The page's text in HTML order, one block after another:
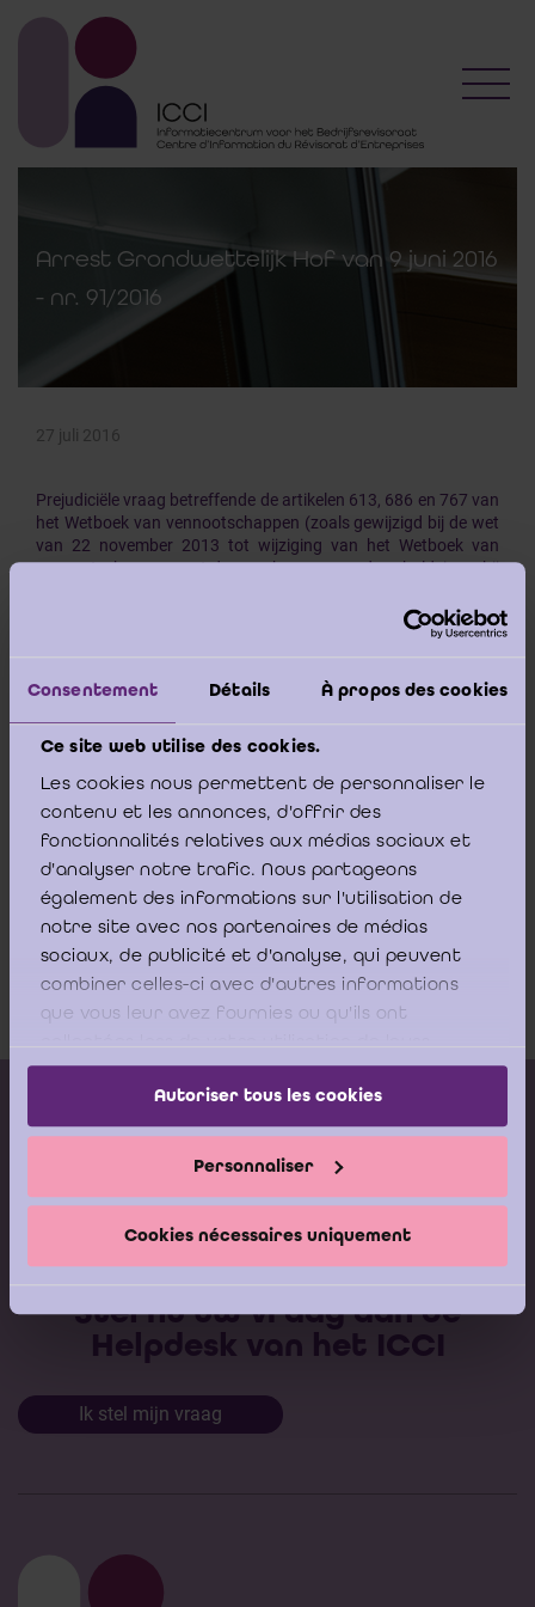
Consentement Détails À propos des cookies
Ce site web utilise des cookies.
Les cookies nous permettent de personnaliser le
contenu et les annonces, d'offrir des
fonctionnalités relatives aux médias sociaux et
d'analyser notre trafic. Nous partageons
également des informations sur l'utilisation de
notre site avec nos partenaires de médias
sociaux, de publicité et d'analyse, qui peuvent
combiner celles-ci avec d'autres informations
que vous leur avez fournies ou qu'ils ont
services.
Autoriser tous les cookies
Personnaliser
Cookies nécessaires uniquement
Arrest Grondwettelijk Hof van 9 juni 2016
- nr. 91/2016
27 juli 2016
Prejudiciële vraag betreffende de artikelen 613, 686 en 767 van
het Wetboek van vennootschappen (zoals gewijzigd bij de wet
van 22 november 2013 tot wijziging van het Wetboek van
vennootschappen, wat de waarborgen van de schuldeisers bij
van de Rechtbank van Koophandel te Antwerpen, afdeling
De wet van 22 november 2013 « tot wijziging van het Wetboek
schuldeisers bij een kapitaalherschikking betreft » schendt de
artikelen 10 en 11 van de Grondwet, in zoverre zij aan de
schuldeisers bedoeld in artikel 317, eerste lid, van het Wetboek
van vennootschappen niet het recht verleent om,
niettegenstaande enige andersluidende bepaling, een
zekerheid te eisen voor de schuldvorderingen waarvoor in
rechte of via arbitrage een bezwaar werd ingesteld vóór de
algemene vergadering die zich over de kapitaalvermindering
moet uitspreken.
Kalender vorming
Gepubliceerde adviezen
Modeldocumenten
Stel nu uw vraag aan de
Helpdesk van het ICCI
Ik stel mijn vraag